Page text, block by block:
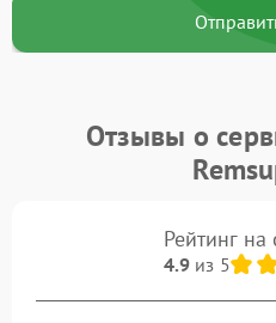
Отзывы о
Рейтинг на
4.9из 5